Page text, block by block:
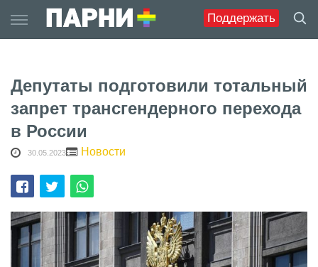
Поддержать
to
content
Депутаты подготовили тотальный
запрет трансгендерного перехода
в России
30.05.2023 Новости